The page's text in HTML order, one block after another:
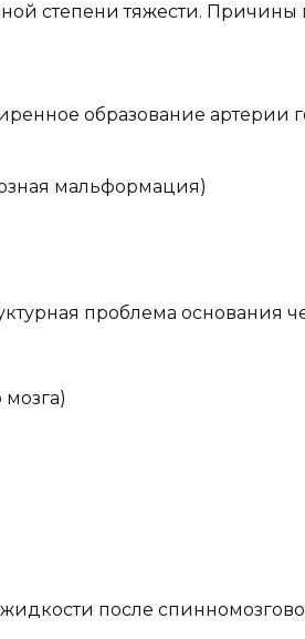
степени тяжести. Причины
образование артерии
мальформация)
проблема основания
после